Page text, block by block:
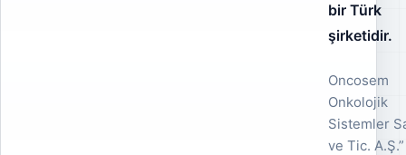
bir Türk
şirketidir.
Oncosem
Onkolojik
Sistemler
ve Tic. A.Ş.”